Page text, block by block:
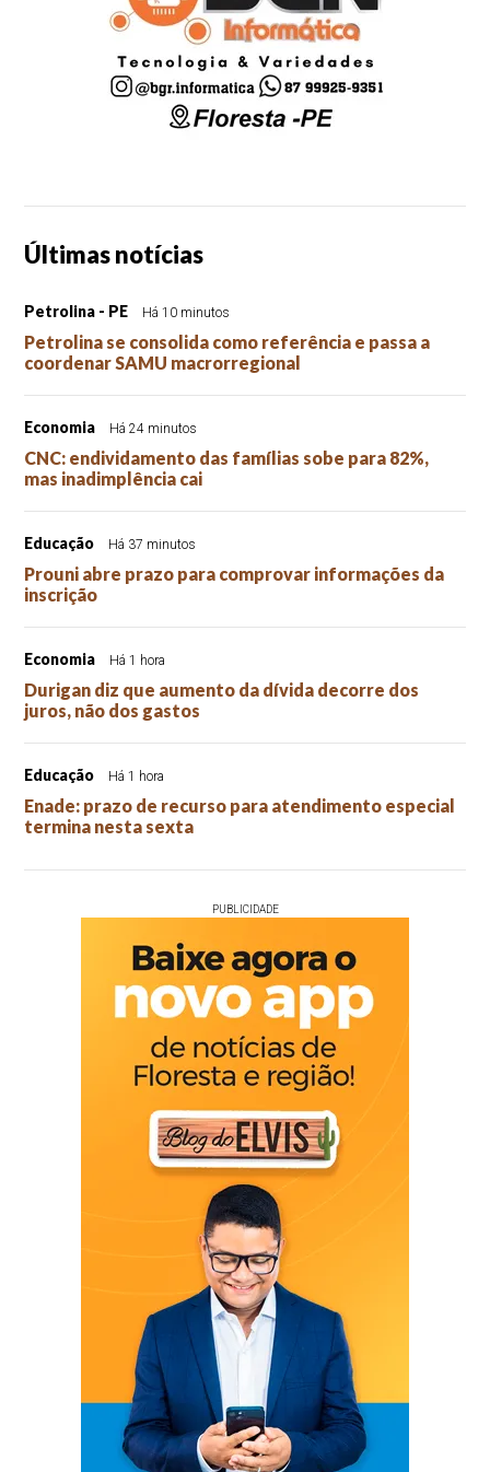
Últimas notícias
Petrolina - PE Há 10 minutos
Petrolina se consolida como referência e passa a
coordenar SAMU macrorregional
Economia Há 24 minutos
CNC: endividamento das famílias sobe para 82%,
mas inadimplência cai
Educação Há 37 minutos
Prouni abre prazo para comprovar informações da
inscrição
Economia Há 1 hora
Durigan diz que aumento da dívida decorre dos
juros, não dos gastos
Educação Há 1 hora
Enade: prazo de recurso para atendimento especial
termina nesta sexta
PUBLICIDADE